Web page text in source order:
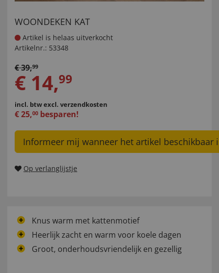
WOONDEKEN KAT
Artikel is helaas uitverkocht
Artikelnr.: 53348
€39,99
€ 14,99
incl. btwexcl. verzendkosten
€25,00 besparen!
Informeer mij wanneer het artikel beschikbaar
Op verlanglijstje
Knus warm met kattenmotief
Heerlijk zacht en warm voor koele dagen
Groot, onderhoudsvriendelijk en gezellig